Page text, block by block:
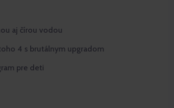
aj čírou vodou
4 s brutálnym upgradom
pre deti